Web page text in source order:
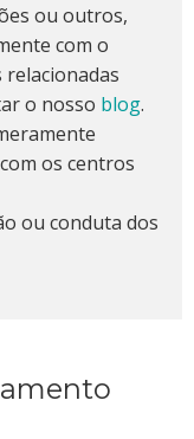
ou outros,
com o
o nosso blog.
os centros
ou conduta dos